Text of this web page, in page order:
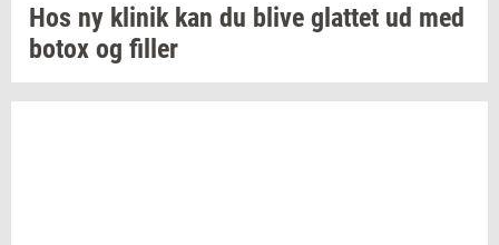
Hos ny kli­nikkan du blive glat­tet ud med
botox og fil­ler